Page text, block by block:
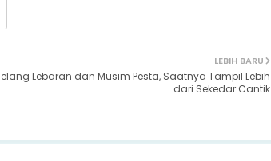
LEBIH BARU
Lebaran dan Musim Pesta, Saatnya Tampil Lebih
dari Sekedar Cantik